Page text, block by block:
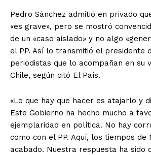
Pedro Sánchez admitió en privado
«es grave», pero se mostró
de un «caso aislado» y no algo
el PP. Así lo transmitió el presidente
periodistas que lo acompañan en su
Chile, según citó El País.
«Lo que hay que hacer es atajarlo y
Este Gobierno ha hecho mucho a
ejemplaridad en política. No hay
como con el PP. Aquí, los tiempos de
acabado. Nuestra respuesta ha sido